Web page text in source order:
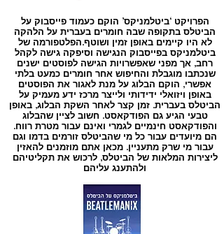
הפרויקט ‘ביטלמניקס’ הוקם כעמוד פייסבוק על
הביטלס בתקופה שבה חומרים בעברית על הלהקה
לא היו קיימים באופן זמין ושוטף.הפלטפורמה של
ביטלמניקס בפייסבוק הנגישה וסיפקה גישה לקהל
רחב, אך מפני שאפשרויות הגישה לפוסטים ישנים
שנכתבו מוגבלת והחיפוש אחר חומרים כמעט בלתי
אפשרי, הוקם הבלוג על מנת לאגור את הפוסטים
באופן ויזואלי ידידותי ולייצר מרכז ידע מעמיק על
הביטלס בעברית. זמן קצר לאחר השקת הבלוג, באופן
טבעי הגיע גם הפודקאסט. חשוב לציין שהבלוג
והפודקאסט חינמיים לגמרי ואינם עבור מטרת רווח.
הם מיועדים עבור כל מי שהביטלס זורמים בדמו וגם
עבור מי שרק מתעניין. מכאן אתם מוזמנים להאזין
ליצירות המלאות של הביטלס, לרכוש את תקליטיהם
ולהתענג עליהם